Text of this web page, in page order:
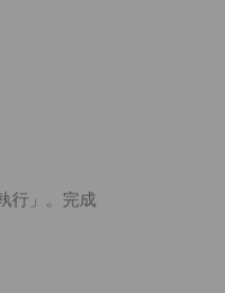
行」。完成